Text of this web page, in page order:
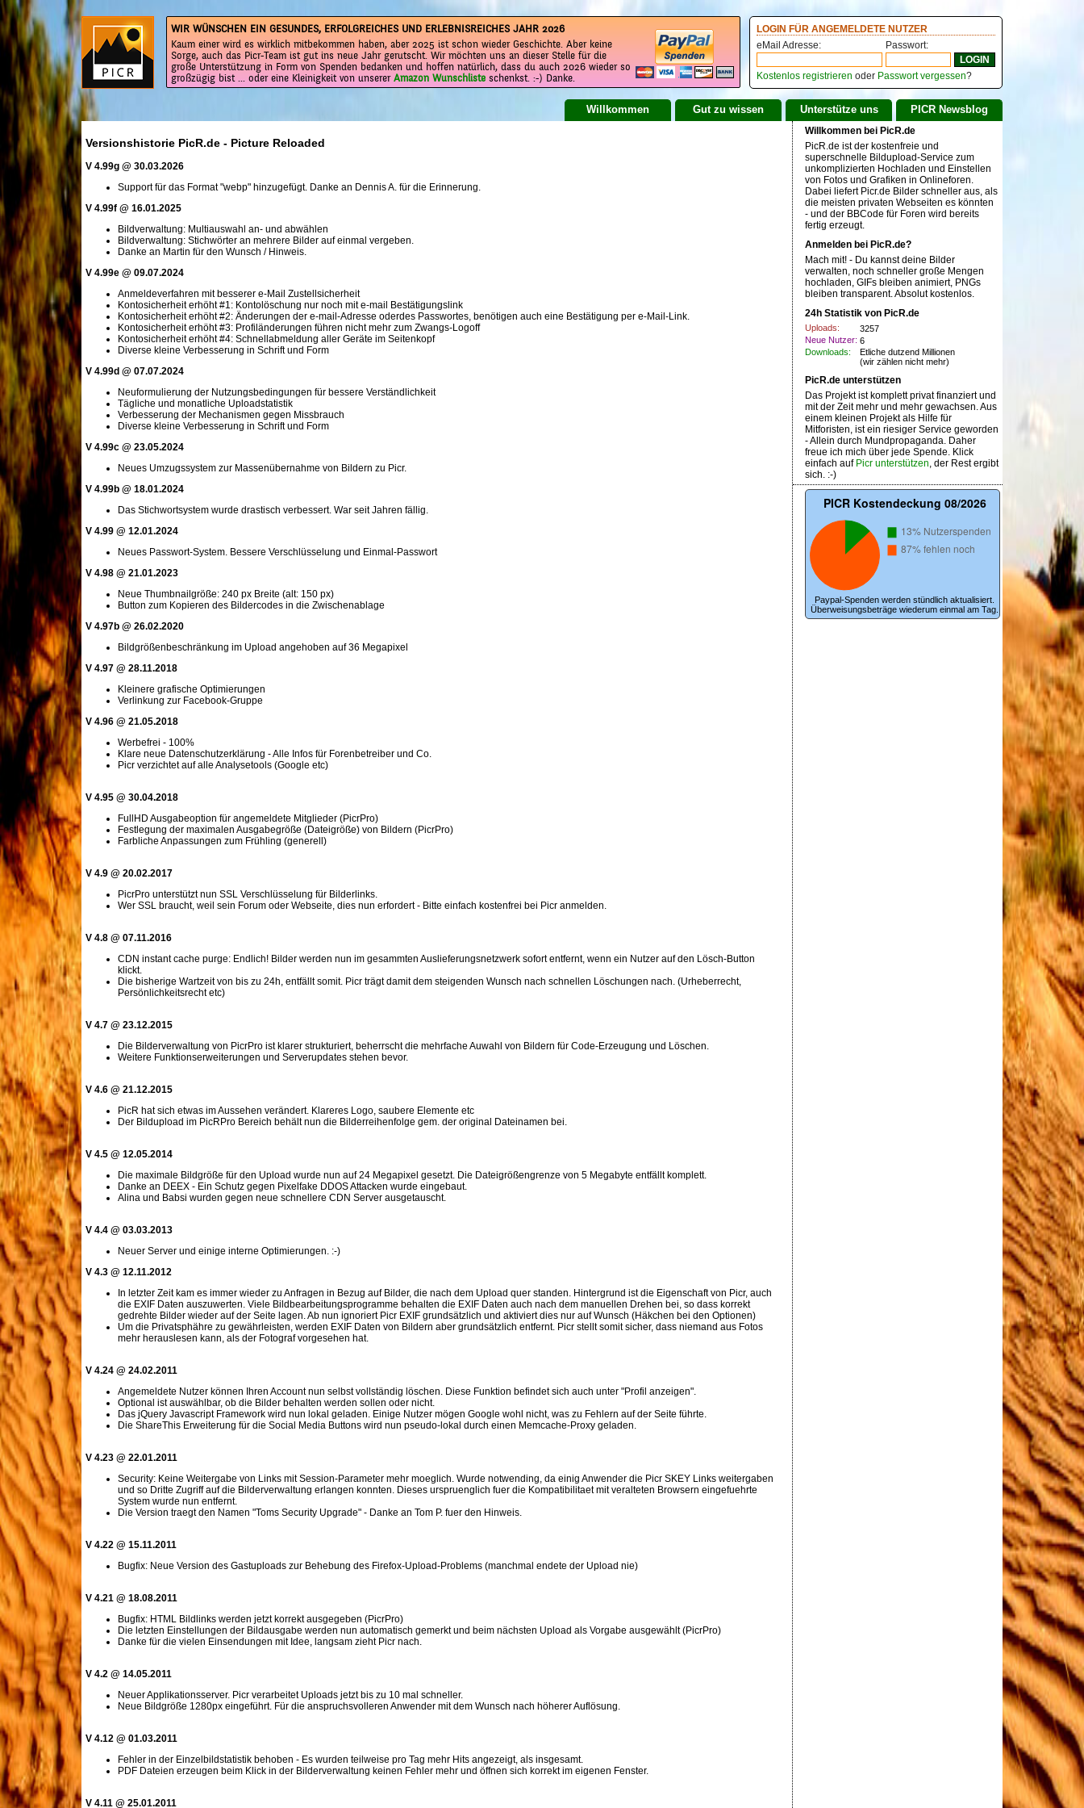
LOGIN FÜR ANGEMELDETE NUTZER
eMail Adresse:
Passwort:
Kostenlos registrieren oder Passwort vergessen?
WIR WÜNSCHEN EIN GESUNDES, ERFOLGREICHES UND ERLEBNISREICHES JAHR 2026
Kaum einer wird es wirklich mitbekommen haben, aber 2025 ist schon wieder Geschichte. Aber keine
Sorge, auch das Picr-Team ist gut ins neue Jahr gerutscht. Wir möchten uns an dieser Stelle für die
große Unterstützung in Form von Spenden bedanken und hoffen natürlich, dass du auch 2026 wieder so
großzügig bist ... oder eine Kleinigkeit von unsererAmazon Wunschlisteschenkst. :-) Danke.
PICR Newsblog
Unterstütze uns
Gut zu wissen
Willkommen
Versionshistorie PicR.de - Picture Reloaded
V 4.99g @ 30.03.2026
Support für das Format "webp" hinzugefügt. Danke an Dennis A. für die Erinnerung.
V 4.99f @ 16.01.2025
Bildverwaltung: Multiauswahl an- und abwählen
Bildverwaltung: Stichwörter an mehrere Bilder auf einmal vergeben.
Danke an Martin für den Wunsch / Hinweis.
V 4.99e @ 09.07.2024
Anmeldeverfahren mit besserer e-Mail Zustellsicherheit
Kontosicherheit erhöht #1: Kontolöschung nur noch mit e-mail Bestätigungslink
Kontosicherheit erhöht #2: Änderungen der e-mail-Adresse oderdes Passwortes, benötigen auch eine Bestätigung per e-Mail-Link.
Kontosicherheit erhöht #3: Profiländerungen führen nicht mehr zum Zwangs-Logoff
Kontosicherheit erhöht #4: Schnellabmeldung aller Geräte im Seitenkopf
Diverse kleine Verbesserung in Schrift und Form
V 4.99d @ 07.07.2024
Neuformulierung der Nutzungsbedingungen für bessere Verständlichkeit
Tägliche und monatliche Uploadstatistik
Verbesserung der Mechanismen gegen Missbrauch
Diverse kleine Verbesserung in Schrift und Form
V 4.99c @ 23.05.2024
Neues Umzugssystem zur Massenübernahme von Bildern zu Picr.
V 4.99b @ 18.01.2024
Das Stichwortsystem wurde drastisch verbessert. War seit Jahren fällig.
V 4.99 @ 12.01.2024
Neues Passwort-System. Bessere Verschlüsselung und Einmal-Passwort
V 4.98 @ 21.01.2023
Neue Thumbnailgröße: 240 px Breite (alt: 150 px)
Button zum Kopieren des Bildercodes in die Zwischenablage
V 4.97b @ 26.02.2020
Bildgrößenbeschränkung im Upload angehoben auf 36 Megapixel
V 4.97 @ 28.11.2018
Kleinere grafische Optimierungen
Verlinkung zur Facebook-Gruppe
V 4.96 @ 21.05.2018
Werbefrei - 100%
Klare neue Datenschutzerklärung - Alle Infos für Forenbetreiber und Co.
Picr verzichtet auf alle Analysetools (Google etc)
V 4.95 @ 30.04.2018
FullHD Ausgabeoption für angemeldete Mitglieder (PicrPro)
Festlegung der maximalen Ausgabegröße (Dateigröße) von Bildern (PicrPro)
Farbliche Anpassungen zum Frühling (generell)
V 4.9 @ 20.02.2017
PicrPro unterstützt nun SSL Verschlüsselung für Bilderlinks.
Wer SSL braucht, weil sein Forum oder Webseite, dies nun erfordert - Bitte einfach kostenfrei bei Picr anmelden.
V 4.8 @ 07.11.2016
CDN instant cache purge: Endlich! Bilder werden nun im gesammten Auslieferungsnetzwerk sofort entfernt, wenn ein Nutzer auf den Lösch-Button
klickt.
Die bisherige Wartzeit von bis zu 24h, entfällt somit. Picr trägt damit dem steigenden Wunsch nach schnellen Löschungen nach. (Urheberrecht,
Persönlichkeitsrecht etc)
V 4.7 @ 23.12.2015
Die Bilderverwaltung von PicrPro ist klarer strukturiert, beherrscht die mehrfache Auwahl von Bildern für Code-Erzeugung und Löschen.
Weitere Funktionserweiterungen und Serverupdates stehen bevor.
V 4.6 @ 21.12.2015
PicR hat sich etwas im Aussehen verändert. Klareres Logo, saubere Elemente etc
Der Bildupload im PicRPro Bereich behält nun die Bilderreihenfolge gem. der original Dateinamen bei.
V 4.5 @ 12.05.2014
Die maximale Bildgröße für den Upload wurde nun auf 24 Megapixel gesetzt. Die Dateigrößengrenze von 5 Megabyte entfällt komplett.
Danke an DEEX - Ein Schutz gegen Pixelfake DDOS Attacken wurde eingebaut.
Alina und Babsi wurden gegen neue schnellere CDN Server ausgetauscht.
V 4.4 @ 03.03.2013
Neuer Server und einige interne Optimierungen. :-)
V 4.3 @ 12.11.2012
In letzter Zeit kam es immer wieder zu Anfragen in Bezug auf Bilder, die nach dem Upload quer standen. Hintergrund ist die Eigenschaft von Picr, auch
die EXIF Daten auszuwerten. Viele Bildbearbeitungsprogramme behalten die EXIF Daten auch nach dem manuellen Drehen bei, so dass korrekt
gedrehte Bilder wieder auf der Seite lagen. Ab nun ignoriert Picr EXIF grundsätzlich und aktiviert dies nur auf Wunsch (Häkchen bei den Optionen)
Um die Privatsphähre zu gewährleisten, werden EXIF Daten von Bildern aber grundsätzlich entfernt. Picr stellt somit sicher, dass niemand aus Fotos
mehr herauslesen kann, als der Fotograf vorgesehen hat.
V 4.24 @ 24.02.2011
Angemeldete Nutzer können Ihren Account nun selbst vollständig löschen. Diese Funktion befindet sich auch unter "Profil anzeigen".
Optional ist auswählbar, ob die Bilder behalten werden sollen oder nicht.
Das jQuery Javascript Framework wird nun lokal geladen. Einige Nutzer mögen Google wohl nicht, was zu Fehlern auf der Seite führte.
Die ShareThis Erweiterung für die Social Media Buttons wird nun pseudo-lokal durch einen Memcache-Proxy geladen.
V 4.23 @ 22.01.2011
Security: Keine Weitergabe von Links mit Session-Parameter mehr moeglich. Wurde notwending, da einig Anwender die Picr SKEY Links weitergaben
und so Dritte Zugriff auf die Bilderverwaltung erlangen konnten. Dieses urspruenglich fuer die Kompatibilitaet mit veralteten Browsern eingefuehrte
System wurde nun entfernt.
Die Version traegt den Namen "Toms Security Upgrade" - Danke an Tom P. fuer den Hinweis.
V 4.22 @ 15.11.2011
Bugfix: Neue Version des Gastuploads zur Behebung des Firefox-Upload-Problems (manchmal endete der Upload nie)
V 4.21 @ 18.08.2011
Bugfix: HTML Bildlinks werden jetzt korrekt ausgegeben (PicrPro)
Die letzten Einstellungen der Bildausgabe werden nun automatisch gemerkt und beim nächsten Upload als Vorgabe ausgewählt (PicrPro)
Danke für die vielen Einsendungen mit Idee, langsam zieht Picr nach.
V 4.2 @ 14.05.2011
Neuer Applikationsserver. Picr verarbeitet Uploads jetzt bis zu 10 mal schneller.
Neue Bildgröße 1280px eingeführt. Für die anspruchsvolleren Anwender mit dem Wunsch nach höherer Auflösung.
V 4.12 @ 01.03.2011
Fehler in der Einzelbildstatistik behoben - Es wurden teilweise pro Tag mehr Hits angezeigt, als insgesamt.
PDF Dateien erzeugen beim Klick in der Bilderverwaltung keinen Fehler mehr und öffnen sich korrekt im eigenen Fenster.
V 4.11 @ 25.01.2011
Willkommen bei PicR.de
PicR.de ist der kostenfreie und
superschnelle Bildupload-Service zum
unkomplizierten Hochladen und Einstellen
von Fotos und Grafiken in Onlineforen.
Dabei liefert Picr.de Bilder schneller aus, als
die meisten privaten Webseiten es könnten
- und der BBCode für Foren wird bereits
fertig erzeugt.
Anmelden bei PicR.de?
Mach mit! - Du kannst deine Bilder
verwalten, noch schneller große Mengen
hochladen, GIFs bleiben animiert, PNGs
bleiben transparent. Absolut kostenlos.
24h Statistik von PicR.de
Uploads:
3257
Neue Nutzer: 6
Downloads:
Etliche dutzend Millionen
(wir zählen nicht mehr)
PicR.de unterstützen
Das Projekt ist komplett privat finanziert und
mit der Zeit mehr und mehr gewachsen. Aus
einem kleinen Projekt als Hilfe für
Mitforisten, ist ein riesiger Service geworden
- Allein durch Mundpropaganda. Daher
freue ich mich über jede Spende. Klick
einfach auf Picr unterstützen, der Rest ergibt
sich. :-)
Paypal-Spenden werden stündlich aktualisiert.
Überweisungsbeträge wiederum einmal am Tag.